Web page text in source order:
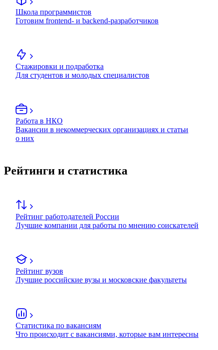
Школа программистов
Готовим frontend- и backend-разработчиков
Стажировки и подработка
Для студентов и молодых специалистов
Работа в НКО
Вакансии в некоммерческих организациях и статьи
о них
Рейтинги и статистика
Рейтинг работодателей России
Лучшие компании для работы по мнению соискателей
Рейтинг вузов
Лучшие российские вузы и московские факультеты
Статистика по вакансиям
Что происходит с вакансиями, которые вам интересны